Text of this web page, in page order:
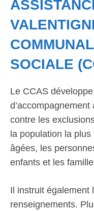
SOCIALE
Le CCAS
contre les
la population la
âgées, les
enfants et les
Il instruit également
renseignements.